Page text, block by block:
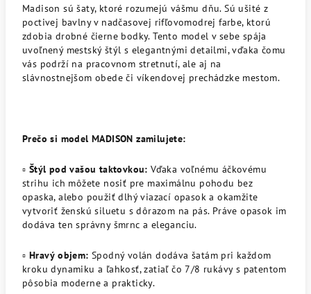
Madison sú šaty, ktoré rozumejú vášmu dňu. Sú ušité z
poctivej bavlny v nadčasovej rifľovomodrej farbe, ktorú
zdobia drobné čierne bodky. Tento model v sebe spája
uvoľnený mestský štýl s elegantnými detailmi, vďaka čomu
vás podrží na pracovnom stretnutí, ale aj na
slávnostnejšom obede či víkendovej prechádzke mestom.
Prečo si model MADISON zamilujete:
▫️ Štýl pod vašou taktovkou: Vďaka voľnému áčkovému
strihu ich môžete nosiť pre maximálnu pohodu bez
opaska, alebo použiť dlhý viazací opasok a okamžite
vytvoriť ženskú siluetu s dôrazom na pás. Práve opasok im
dodáva ten správny šmrnc a eleganciu.
▫️ Hravý objem: Spodný volán dodáva šatám pri každom
kroku dynamiku a ľahkosť, zatiaľ čo 7/8 rukávy s patentom
pôsobia moderne a prakticky.